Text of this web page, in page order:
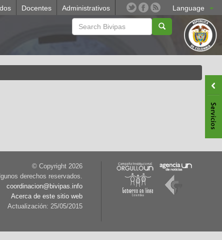
Language
Docentes Administrativos
© Copyright 2026
derechos reservados.
coordinacion@bivipas.info
Acerca de este sitio web
Actualización: 25/05/2015